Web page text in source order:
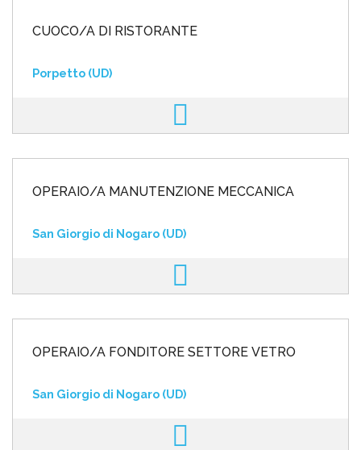
CUOCO/A DI RISTORANTE
Porpetto (UD)
OPERAIO/A MANUTENZIONE MECCANICA
San Giorgio di Nogaro (UD)
OPERAIO/A FONDITORE SETTORE VETRO
San Giorgio di Nogaro (UD)